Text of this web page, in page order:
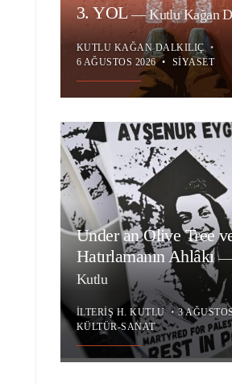
3. YOL—Kutlu Kağan
KUTLU KAĞAN DALKILIÇ •
6 AĞUSTOS 2026 • SIYASET
Under an Olive Tree
Hatırlamanın Ahlâkı
Kutlu
İLTERIŞ H. KUTLU • 3
KÜLTÜR-SANAT